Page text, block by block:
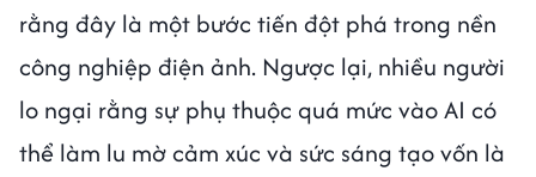
rằng đây là một bước tiến đột phá trong nền
công nghiệp điện ảnh. Ngược lại, nhiều người
lo ngại rằng sự phụ thuộc quá mức vào AI có
thể làm lu mờ cảm xúc và sức sáng tạo vốn là